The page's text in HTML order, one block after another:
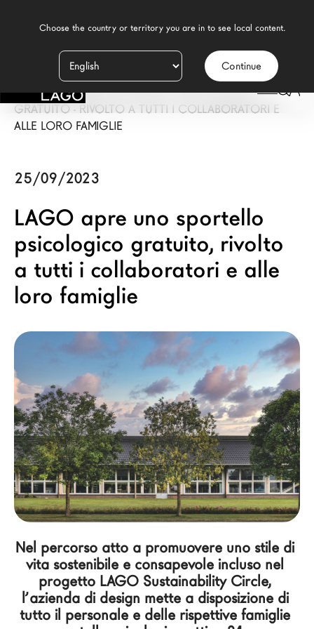
Continue
Prodotti
Ispirazione
Contract
Negozi
Nuovi Prodotti MDW26
Promozioni
Il Brand
Architetti
LAGO Homes
Press
Cataloghi
Contatti
Lavora con noi
Language
PRESS/
LAGO APRE UNO SPORTELLO PSICOLOGICO
GRATUITO - RIVOLTO A TUTTI I COLLABORATORI E
ALLE LORO FAMIGLIE
25/09/2023
LAGO apre uno sportello
psicologico gratuito, rivolto
a tutti i collaboratori e alle
loro famiglie
Nel percorso atto a promuovere uno stile di
vita sostenibile e consapevole incluso nel
progetto LAGO Sustainability Circle,
l’azienda di design mette a disposizione di
tutto il personale e delle rispettive famiglie